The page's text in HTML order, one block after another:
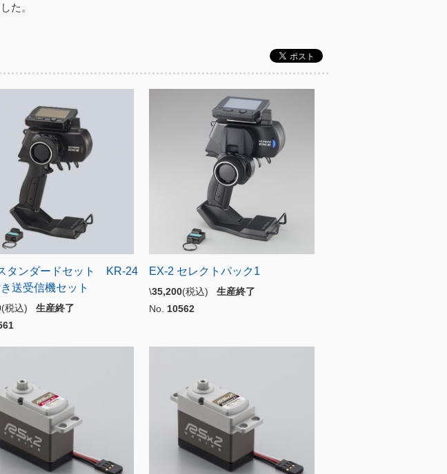
た。
タンダードセット KR-24
送受信機セット
(税込) 生産終了
EX-2 セレクトパック1
\35,200(税込) 生産終了
No. 10562